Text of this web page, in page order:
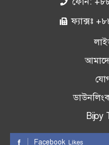
ফ্যাক্সঃ
Bijoy
Facebook Likes